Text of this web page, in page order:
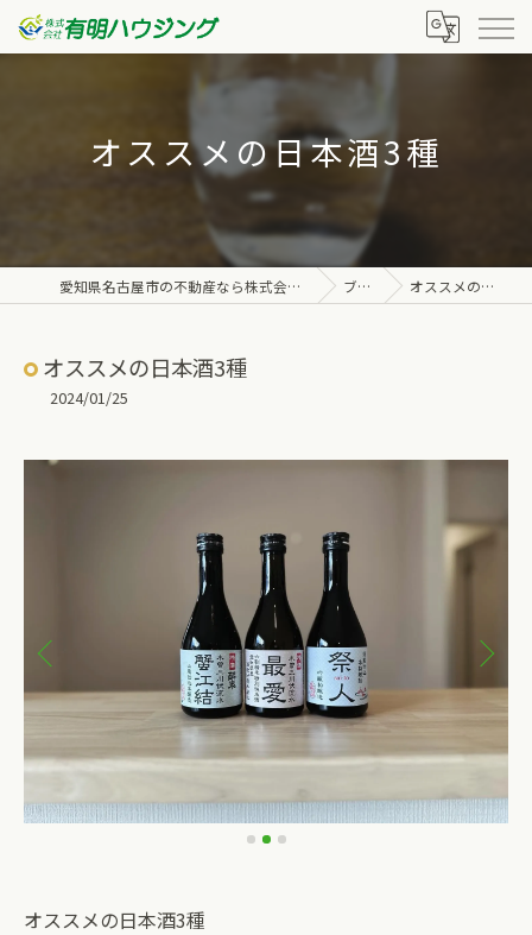
オススメの日本酒3種
愛知県名古屋市の不動産なら株式会社有明ハウジング ブログ オススメの日本酒3種
オススメの日本酒3種
2024/01/25
オススメの日本酒3種